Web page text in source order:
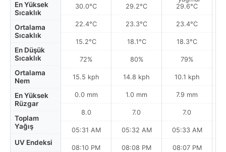
En Yüksek
Sıcaklık
Ortalama
Sıcaklık
En Düşük
Sıcaklık
Ortalama
Nem
En Yüksek
Rüzgar
Toplam
Yağış
UV Endeksi
30.0°C
22.4°C
15.2°C
72%
15.5 kph
0.0 mm
8.0
05:31 AM
08:10 PM
29.2°C
23.3°C
18.1°C
80%
14.8 kph
1.0 mm
7.0
05:32 AM
08:08 PM
29.6°C
23.4°C
18.3°C
79%
10.1 kph
7.9 mm
7.0
05:33 AM
08:07 PM